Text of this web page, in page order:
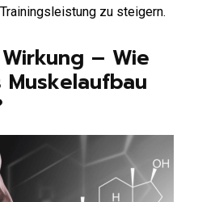
zu steigern.
– Wie